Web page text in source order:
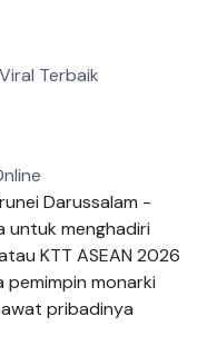
Terbaik
Darussalam -
untuk menghadiri
KTT ASEAN 2026
pemimpin monarki
pribadinya